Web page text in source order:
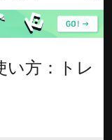
い方：トレ